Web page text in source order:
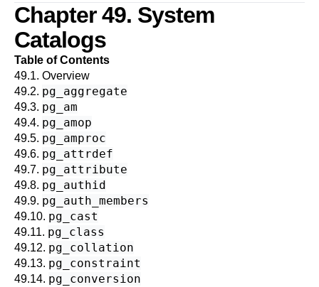
Chapter 49. System
Catalogs
Table of Contents
49.1. Overview
49.2. pg_aggregate
49.3. pg_am
49.4. pg_amop
49.5. pg_amproc
49.6. pg_attrdef
49.7. pg_attribute
49.8. pg_authid
49.9. pg_auth_members
49.10. pg_cast
49.11. pg_class
49.12. pg_collation
49.13. pg_constraint
49.14. pg_conversion